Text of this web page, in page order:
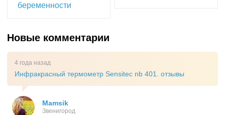
беременности
Новые комментарии
4 года назад
Инфракрасный термометр Sensitec nb 401. отзывы
Mamsik
Звенигород